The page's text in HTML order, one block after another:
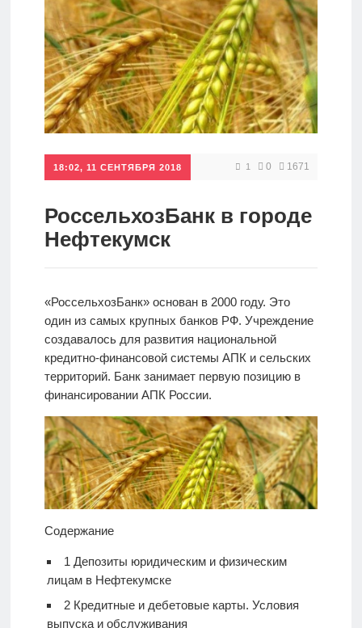
Дебетовые
карты
Кредитные
карты
Кредиты
Ипотеки
18:02, 11 СЕНТЯБРЯ 2018 1 0 1671
РоссельхозБанк в городе
Нефтекумск
«РоссельхозБанк» основан в 2000 году. Это
один из самых крупных банков РФ. Учреждение
создавалось для развития национальной
кредитно-финансовой системы АПК и сельских
территорий. Банк занимает первую позицию в
финансировании АПК России.
Содержание
1 Депозиты юридическим и физическим
лицам в Нефтекумске
2Кредитные и дебетовые карты. Условия
выпуска и обслуживания